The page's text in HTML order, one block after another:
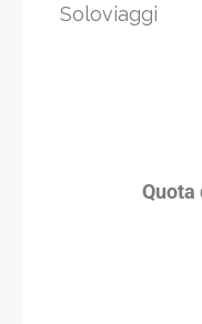
Soloviaggi
Quota